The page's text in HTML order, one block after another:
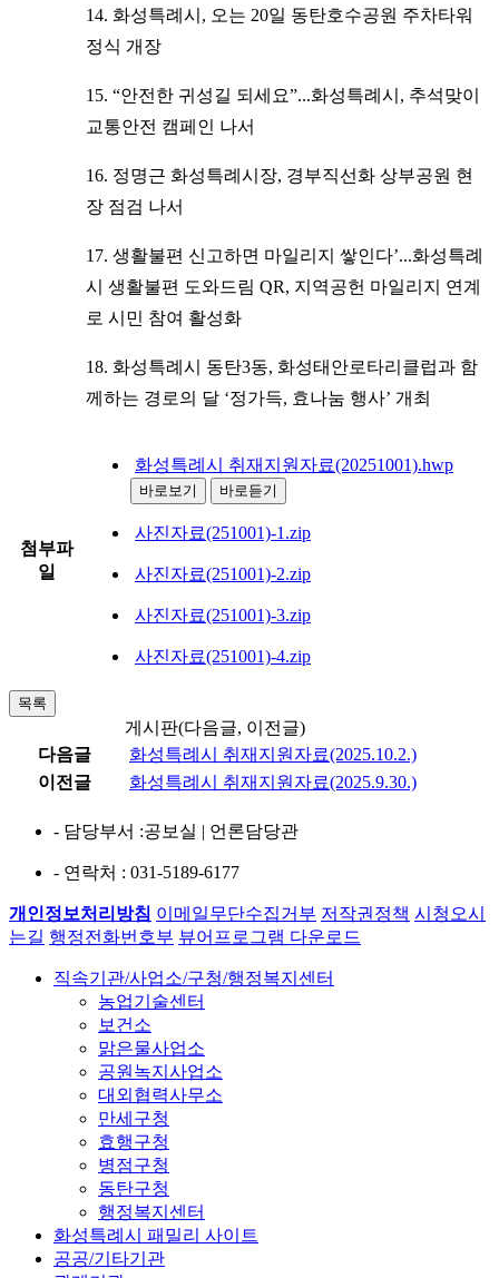
14. 화성특례시, 오는 20일 동탄호수공원 주차타워
정식 개장
15. “안전한 귀성길 되세요”...화성특례시, 추석맞이
교통안전 캠페인 나서
16. 정명근 화성특례시장, 경부직선화 상부공원 현
장 점검 나서
17. 생활불편 신고하면 마일리지 쌓인다’...화성특례
시 생활불편 도와드림 QR, 지역공헌 마일리지 연계
로 시민 참여 활성화
18. 화성특례시 동탄3동, 화성태안로타리클럽과 함
께하는 경로의 달 ‘정가득, 효나눔 행사’ 개최
첨부파
일
화성특례시 취재지원자료(20251001).hwp
바로보기 바로듣기
사진자료(251001)-1.zip
사진자료(251001)-2.zip
사진자료(251001)-3.zip
사진자료(251001)-4.zip
목록
게시판(다음글, 이전글)
다음글
화성특례시 취재지원자료(2025.10.2.)
이전글
화성특례시 취재지원자료(2025.9.30.)
- 담당부서 :공보실 | 언론담당관
- 연락처 : 031-5189-6177
개인정보처리방침 이메일무단수집거부 저작권정책 시청오시
는길 행정전화번호부 뷰어프로그램 다운로드
직속기관/사업소/구청/행정복지센터
농업기술센터
보건소
맑은물사업소
공원녹지사업소
대외협력사무소
만세구청
효행구청
병점구청
동탄구청
행정복지센터
화성특례시 패밀리 사이트
공공/기타기관